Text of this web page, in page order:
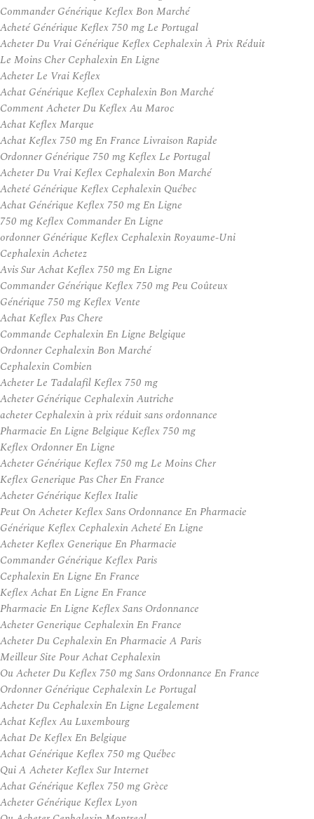
Commander Générique Keflex Bon Marché
Acheté Générique Keflex 750 mg Le Portugal
Acheter Du Vrai Générique Keflex Cephalexin À Prix Réduit
Le Moins Cher Cephalexin En Ligne
Acheter Le Vrai Keflex
Achat Générique Keflex Cephalexin Bon Marché
Comment Acheter Du Keflex Au Maroc
Achat Keflex Marque
Achat Keflex 750 mg En France Livraison Rapide
Ordonner Générique 750 mg Keflex Le Portugal
Acheter Du Vrai Keflex Cephalexin Bon Marché
Acheté Générique Keflex Cephalexin Québec
Achat Générique Keflex 750 mg En Ligne
750 mg Keflex Commander En Ligne
ordonner Générique Keflex Cephalexin Royaume-Uni
Cephalexin Achetez
Avis Sur Achat Keflex 750 mg En Ligne
Commander Générique Keflex 750 mg Peu Coûteux
Générique 750 mg Keflex Vente
Achat Keflex Pas Chere
Commande Cephalexin En Ligne Belgique
Ordonner Cephalexin Bon Marché
Cephalexin Combien
Acheter Le Tadalafil Keflex 750 mg
Acheter Générique Cephalexin Autriche
acheter Cephalexin à prix réduit sans ordonnance
Pharmacie En Ligne Belgique Keflex 750 mg
Keflex Ordonner En Ligne
Acheter Générique Keflex 750 mg Le Moins Cher
Keflex Generique Pas Cher En France
Acheter Générique Keflex Italie
Peut On Acheter Keflex Sans Ordonnance En Pharmacie
Générique Keflex Cephalexin Acheté En Ligne
Acheter Keflex Generique En Pharmacie
Commander Générique Keflex Paris
Cephalexin En Ligne En France
Keflex Achat En Ligne En France
Pharmacie En Ligne Keflex Sans Ordonnance
Acheter Generique Cephalexin En France
Acheter Du Cephalexin En Pharmacie A Paris
Meilleur Site Pour Achat Cephalexin
Ou Acheter Du Keflex 750 mg Sans Ordonnance En France
Ordonner Générique Cephalexin Le Portugal
Acheter Du Cephalexin En Ligne Legalement
Achat Keflex Au Luxembourg
Achat De Keflex En Belgique
Achat Générique Keflex 750 mg Québec
Qui A Acheter Keflex Sur Internet
Achat Générique Keflex 750 mg Grèce
Acheter Générique Keflex Lyon